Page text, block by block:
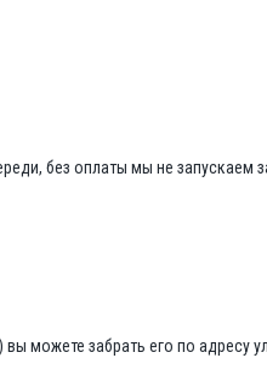
без оплаты мы не запускаем
можете забрать его по адресу